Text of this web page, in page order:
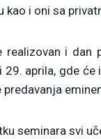
kao i oni sa
realizovan i dan
aprila, gde
seminara svi